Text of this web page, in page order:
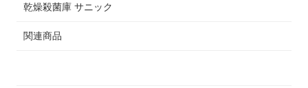
乾燥殺菌庫 サニック
関連商品